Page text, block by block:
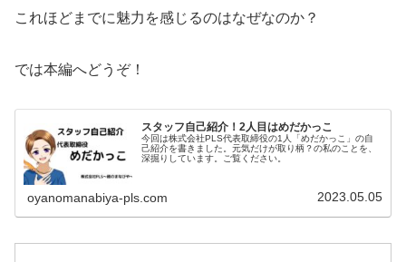
これほどまでに魅力を感じるのはなぜなのか？
では本編へどうぞ！
スタッフ自己紹介！2人目はめだかっこ
今回は株式会社PLS代表取締役の1人「めだかっこ」の自
己紹介を書きました。元気だけが取り柄？の私のことを、
深掘りしています。ご覧ください。
oyanomanabiya-pls.com 2023.05.05